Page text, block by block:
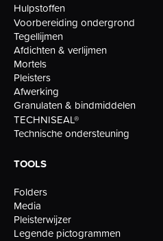
Hulpstoffen
Voorbereiding ondergrond
Tegellijmen
Afdichten & verlijmen
Mortels
Pleisters
Afwerking
Granulaten & bindmiddelen
TECHNISEAL®
Technische ondersteuning
TOOLS
Folders
Media
Pleisterwijzer
Legende pictogrammen